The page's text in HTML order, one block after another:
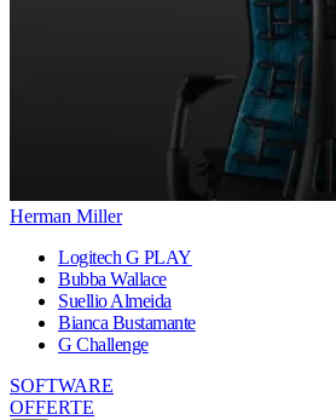
Herman Miller
Logitech G PLAY
Bubba Wallace
Suellio Almeida
Bianca Bustamante
G Challenge
SOFTWARE
OFFERTE